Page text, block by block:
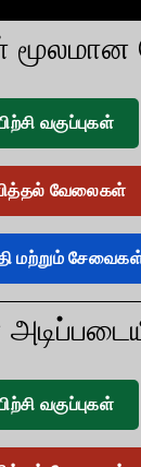
வகுப்புகள்
வேலைகள்
மற்றும்
வகுப்புகள்